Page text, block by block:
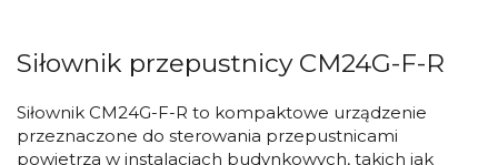
Siłownik przepustnicy CM24G-F-R
Siłownik CM24G-F-R to kompaktowe urządzenie
przeznaczone do sterowania przepustnicami
powietrza w instalacjach budynkowych, takich jak